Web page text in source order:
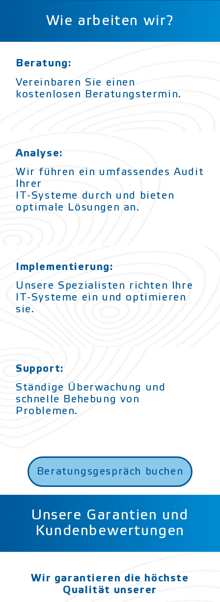
Wie arbeiten wir?
Beratung:
Vereinbaren Sie einen
kostenlosen Beratungstermin.
Analyse:
Wir führen ein umfassendes Audit
Ihrer
IT-Systeme durch und bieten
optimale Lösungen an.
Implementierung:
Unsere Spezialisten richten Ihre
IT-Systeme ein und optimieren
sie.
Support:
Ständige Überwachung und
schnelle Behebung von
Problemen.
Beratungsgespräch buchen
Unsere Garantien und
Kundenbewertungen
Wir garantieren die höchste
Qualität unserer